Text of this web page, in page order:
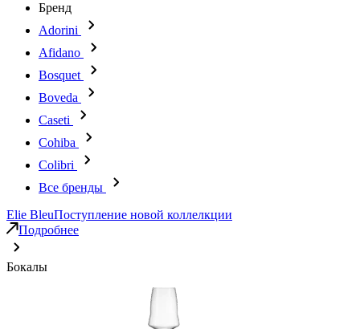
Бренд
Adorini
Afidano
Bosquet
Boveda
Caseti
Cohiba
Colibri
Все бренды
Elie BleuПоступление новой коллелкции
Подробнее
Бокалы